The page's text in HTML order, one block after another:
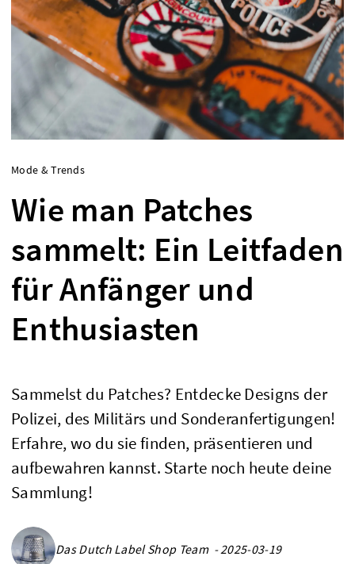
Mode & Trends
Wie man Patches
sammelt: Ein Leitfaden
für Anfänger und
Enthusiasten
Sammelst du Patches? Entdecke Designs der
Polizei, des Militärs und Sonderanfertigungen!
Erfahre, wo du sie finden, präsentieren und
aufbewahren kannst. Starte noch heute deine
Sammlung!
Das Dutch Label Shop Team - 2025-03-19